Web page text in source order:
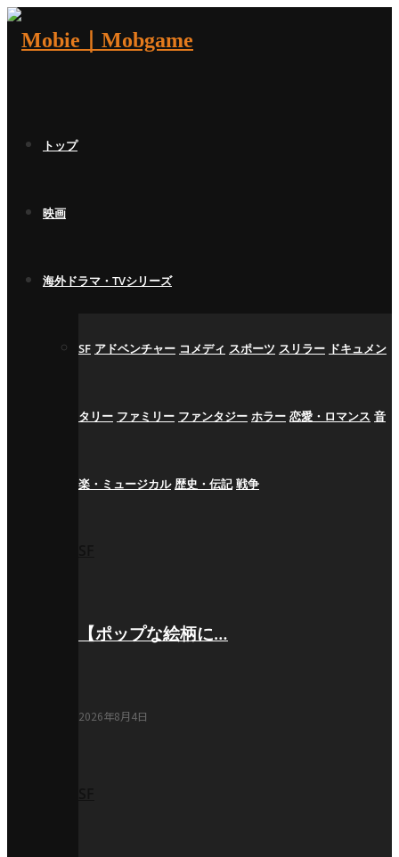
トップ
映画
海外ドラマ・TVシリーズ
SF アドベンチャー コメディ スポーツ スリラー ドキュメン
タリー ファミリー ファンタジー ホラー 恋愛・ロマンス 音
楽・ミュージカル 歴史・伝記 戦争
【ポップな絵柄に…
2026年8月4日